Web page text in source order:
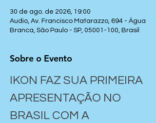
30 de ago. de 2026, 19:00
Audio, Av. Francisco Matarazzo, 694 - Água
Branca, São Paulo - SP, 05001-100, Brasil
Sobre o Evento
IKON FAZ SUA PRIMEIRA
APRESENTAÇÃO NO
BRASIL COM A